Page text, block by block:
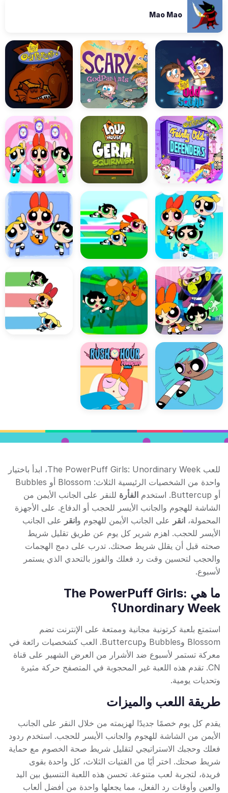
Mao Mao
للعب The PowerPuff Girls: Unordinary Week، ابدأ باختيار
واحدة من الشخصيات الرئيسية الثلاث: Blossom أو Bubbles
أو Buttercup. استخدم
الفأرة للنقر على الجانب الأيمن من
الشاشة للهجوم والجانب الأيسر للحجب أو الدفاع. على الأجهزة
المحمولة، انقر على الجانب الأيمن للهجوم وانقر على الجانب
الأيسر للحجب. اهزم شرير كل يوم عن طريق تقليل شريط
صحته قبل أن يقلل شريط صحتك. تدرب على دمج الهجمات
والحجب لتحسين وقت رد فعلك والفوز بالتحدي الذي يستمر
لأسبوع.
ما هي The PowerPuff Girls:
Unordinary Week؟
استمتع بلعبة كرتونية مجانية وممتعة على الإنترنت تضم
Blossom وBubbles وButtercup. العب كشخصيات رائعة في
معركة تستمر لأسبوع ضد الأشرار من العرض الشهير على قناة
CN. تقدم هذه اللعبة غير المحجوبة في المتصفح حركة مثيرة
وتحديات يومية.
طريقة اللعب والميزات
يقدم كل يوم خصمًا جديدًا لهزيمته من خلال النقر على الجانب
الأيمن من الشاشة للهجوم والجانب الأيسر للحجب. استخدم ردود
فعلك وحجبك الاستراتيجي لتقليل شريط صحة الخصوم مع حماية
شريط صحتك. اختر أيًا من الفتيات الثلاث، كل واحدة بقوى
فريدة، لتجربة لعب متنوعة. تحسن هذه اللعبة التنسيق بين اليد
والعين وأوقات رد الفعل، مما يجعلها واحدة من أفضل ألعاب